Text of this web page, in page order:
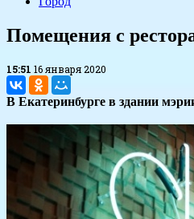
Помещения с
15:51 16 января 2020
В Екатеринбурге в здании